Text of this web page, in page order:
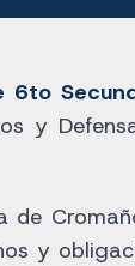
6to
y
y